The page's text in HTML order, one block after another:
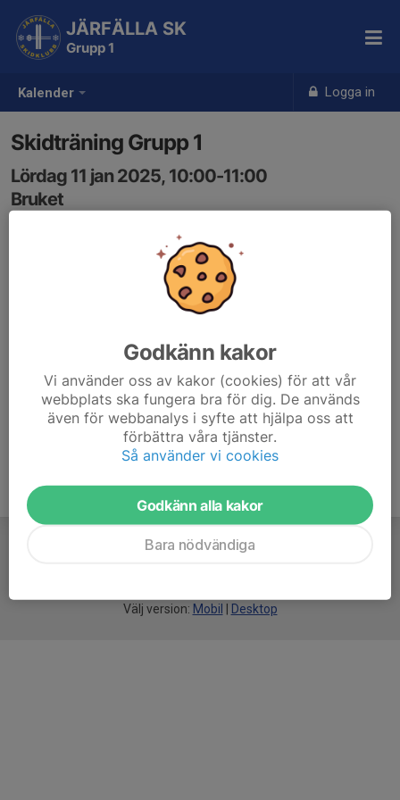
Kalender Logga in
JÄRFÄLLA SK
Grupp 1
Skidträning Grupp 1
Lördag 11 jan 2025, 10:00-11:00
Bruket
Skidträning för Grupp 1. Medtag skidor, stavar och
Välj version: Mobil Desktop
Godkänn kakor
Vi använder oss av kakor (cookies) för att vår
webbplats ska fungera bra för dig. De används
även för webbanalys i syfte att hjälpa oss att
förbättra våra tjänster.
Så använder vi cookies
Godkänn alla kakor
Bara nödvändiga